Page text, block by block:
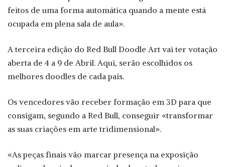
feitos de uma forma automática quando a mente está
ocupada em plena sala de aula».
A terceira edição do Red Bull Doodle Art vai ter votação
aberta de 4 a 9 de Abril. Aqui, serão escolhidos os
melhores doodles de cada país.
Os vencedores vão receber formação em 3D para que
consigam, segundo a Red Bull, conseguir «transformar
as suas criações em arte tridimensional».
«As peças finais vão marcar presença na exposição